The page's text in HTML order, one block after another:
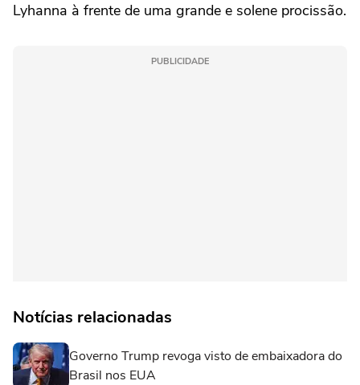
Lyhanna à frente de uma grande e solene procissão.
PUBLICIDADE
Notícias relacionadas
Governo Trump revoga visto de embaixadora do
Brasil nos EUA